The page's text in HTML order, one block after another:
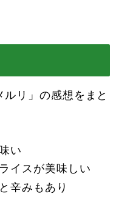
リ」の感想をまと
い
イスが美味しい
辛みもあり